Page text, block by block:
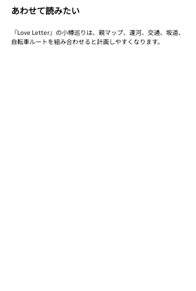
あわせて読みたい
『Love Letter』の小樽巡りは、親マップ、運河、交通、坂道、
自転車ルートを組み合わせると計画しやすくなります。